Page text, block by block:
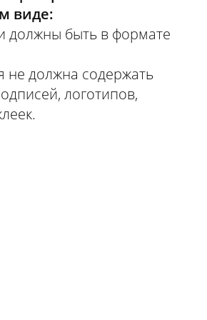
виде:
должны быть в формате
не должна содержать
логотипов,